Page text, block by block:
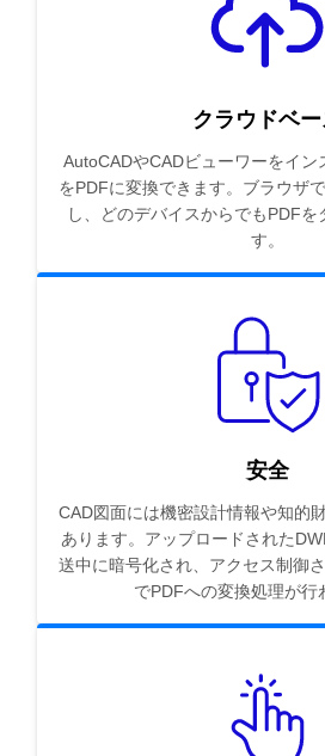
クラウドベー
AutoCADやCADビューワーをイン
をPDFに変換できます。ブラウザ
し、どのデバイスからでもPDFを
す。
安全
CAD図面には機密設計情報や知的
あります。アップロードされた
送中に暗号化され、アクセス制御
でPDFへの変換処理が行